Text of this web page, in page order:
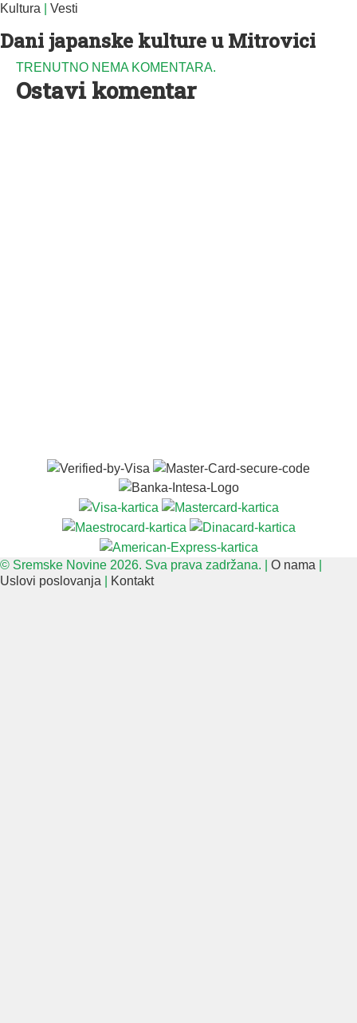
Kultura Vesti
Dani japanske kulture u Mitrovici
TRENUTNO NEMA KOMENTARA.
Ostavi komentar
© Sremske Novine 2026. Sva prava zadržana. | O nama
Uslovi poslovanja
Kontakt